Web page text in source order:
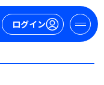
ログイン